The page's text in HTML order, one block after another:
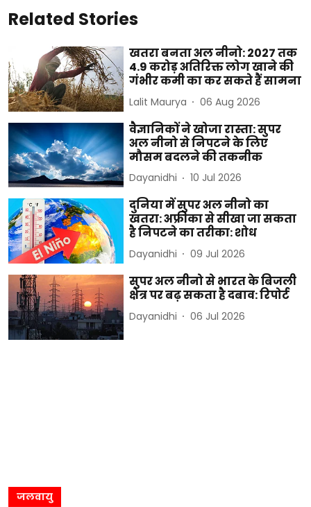
Related Stories
खतरा बनता अल नीनो: 2027 तक
4.9 करोड़ अतिरिक्त लोग खाने की
गंभीर कमी का कर सकते हैं सामना
Lalit Maurya 06 Aug 2026
वैज्ञानिकों ने खोजा रास्ता: सुपर
अल नीनो से निपटने के लिए
मौसम बदलने की तकनीक
Dayanidhi 10 Jul 2026
दुनिया में सुपर अल नीनो का
खतरा: अफ्रीका से सीखा जा सकता
है निपटने का तरीका: शोध
Dayanidhi 09 Jul 2026
सुपर अल नीनो से भारत के बिजली
क्षेत्र पर बढ़ सकता है दबाव: रिपोर्ट
Dayanidhi 06 Jul 2026
जलवायु